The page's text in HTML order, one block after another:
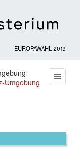
EUROPAWAHL 2019
Umgebung